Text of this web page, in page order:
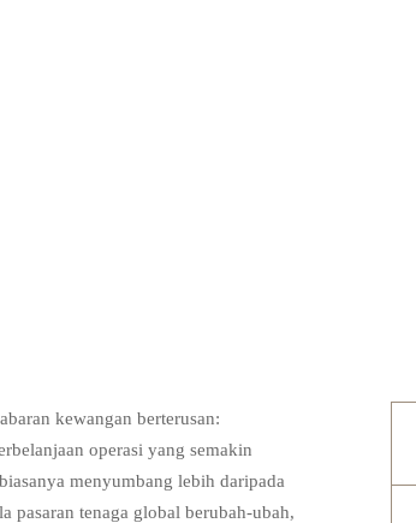
kewangan berterusan:
operasi yang semakin
menyumbang lebih daripada
pasaran tenaga global berubah-ubah,